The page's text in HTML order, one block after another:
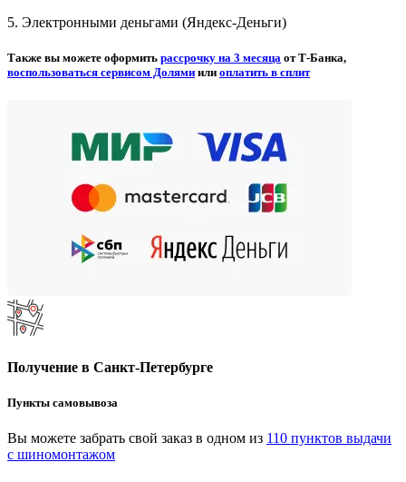
5. Электронными деньгами (Яндекс-Деньги)
Также вы можете оформить рассрочку на 3 месяца от Т-Банка,
воспользоваться сервисом Долями или оплатить в сплит
Получение в Санкт-Петербурге
Пункты самовывоза
Вы можете забрать свой заказ в одном из 110 пунктов выдачи
с шиномонтажом